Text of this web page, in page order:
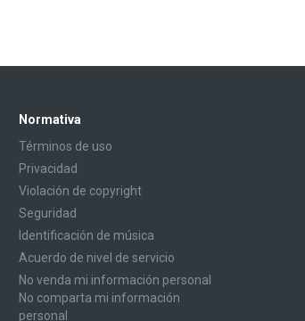
Normativa
Términos de uso
Privacidad
Violación de copyright
Seguridad
Identificación de música
Acuerdo de nivel de servicio
No venda mi información personal
No comparta mi información
personal